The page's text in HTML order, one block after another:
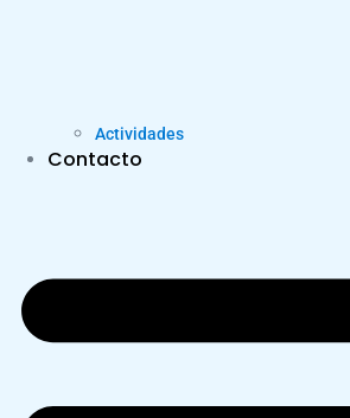
Actividades
Contacto